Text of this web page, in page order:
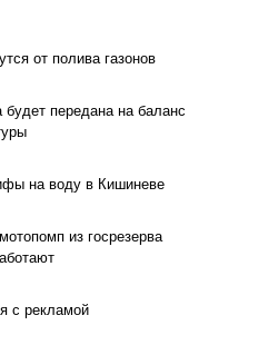
от полива газонов
передана на баланс
на воду в Кишиневе
из госрезерва
с рекламой